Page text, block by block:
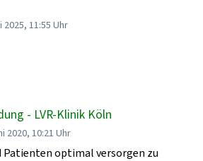
11:55 Uhr
- LVR-Klinik Köln
2020, 10:21 Uhr
Patienten optimal versorgen zu